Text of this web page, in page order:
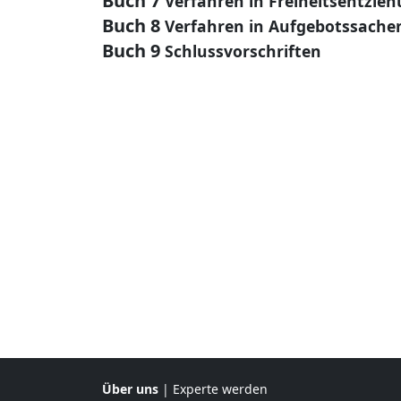
Buch 8 Verfahren in
Buch 9 Schlussvorschriften
Über uns | Experte werden